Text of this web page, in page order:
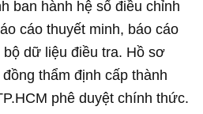
ban hành hệ số điều chỉnh
cáo thuyết minh, báo cáo
dữ liệu điều tra. Hồ sơ
thẩm định cấp thành
phê duyệt chính thức.